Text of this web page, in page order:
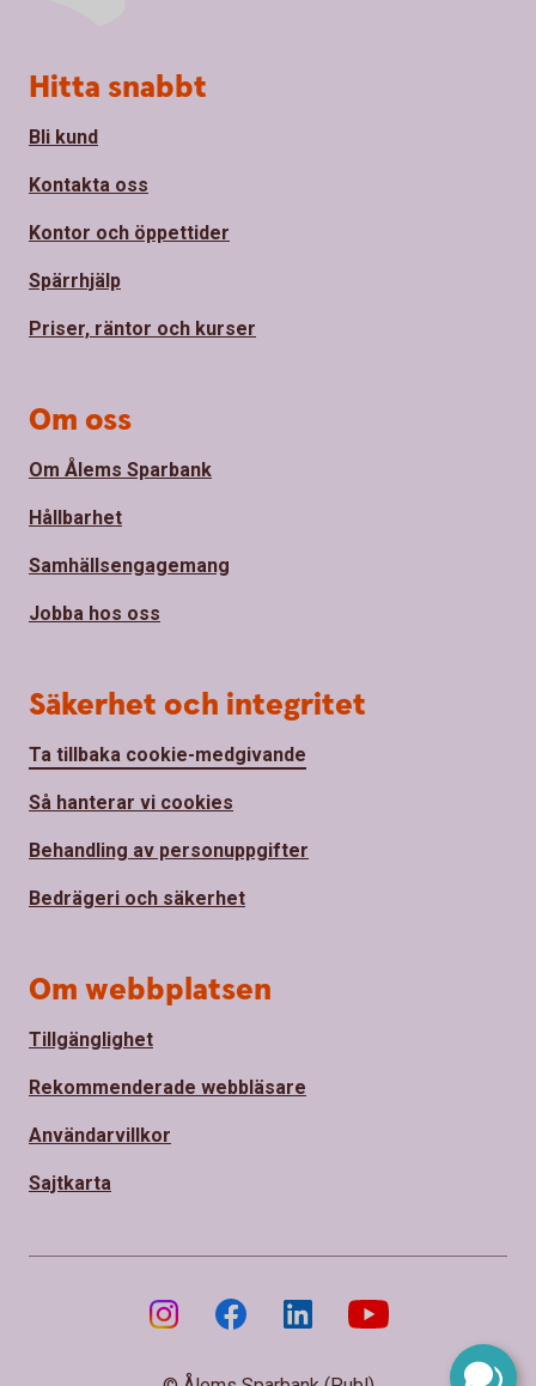
Sidfot
Hitta snabbt
Bli kund
Kontakta oss
Kontor och öppettider
Spärrhjälp
Priser, räntor och kurser
Om oss
Om Ålems Sparbank
Hållbarhet
Samhällsengagemang
Jobba hos oss
Säkerhet och integritet
Ta tillbaka cookie-medgivande
Så hanterar vi cookies
Behandling av personuppgifter
Bedrägeri och säkerhet
Om webbplatsen
Tillgänglighet
Rekommenderade webbläsare
Användarvillkor
Sajtkarta